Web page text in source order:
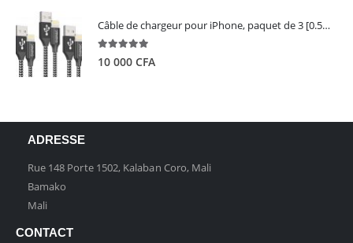
Câble de chargeur pour iPhone, paquet de 3 [0.5M 1M 2M] - GIANAC
10 000 CFA
ADRESSE
Rue 148 Porte 1502, Kalaban Coro, Mali
Bamako
Mali
CONTACT